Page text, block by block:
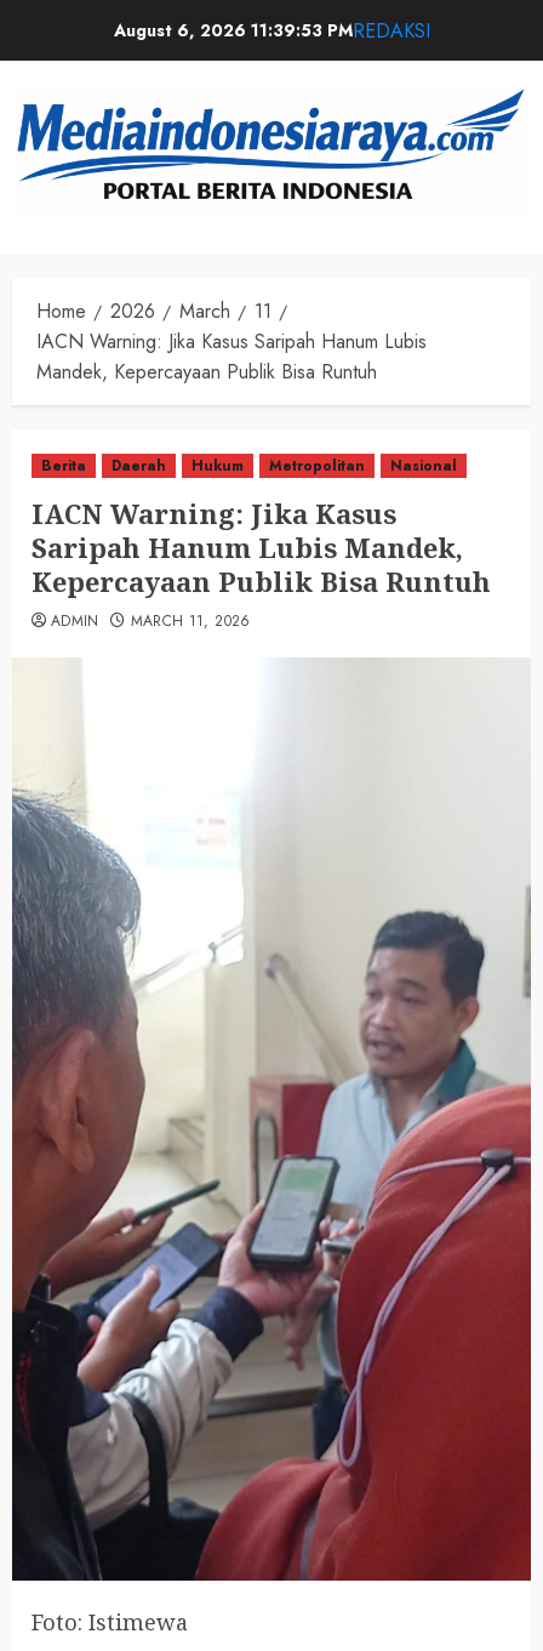
August 6, 2026 11:39:53 PMREDAKSI
Home 2026 March
11
IACN Warning: Jika Kasus Saripah Hanum Lubis
Mandek, Kepercayaan Publik Bisa Runtuh
Berita Daerah Hukum Metropolitan Nasional
IACN Warning: Jika Kasus
Saripah Hanum Lubis Mandek,
Kepercayaan Publik Bisa Runtuh
ADMIN MARCH 11, 2026
Foto: Istimewa